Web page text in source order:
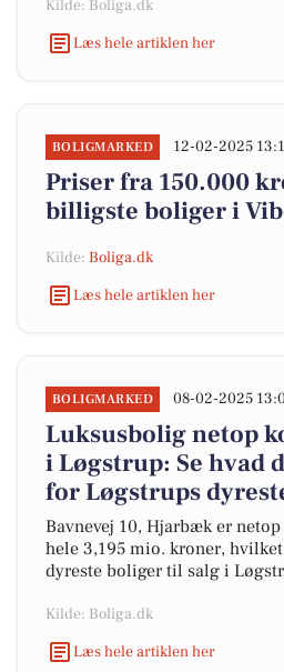
Kilde: Boliga.dk
Læs hele artiklen her
BOLIGMARKED 12-02-2025
Priser fra 150.000
billigste boliger i
Kilde: Boliga.dk
Læs hele artiklen her
BOLIGMARKED 08-02-2025
Luksusbolig netop
i Løgstrup: Se hvad
for Løgstrups
Bavnevej 10, Hjarbæk er
hele 3,195 mio. kroner,
dyreste boliger til salg i
Kilde: Boliga.dk
Læs hele artiklen her